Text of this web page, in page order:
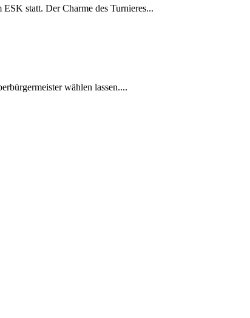
statt. Der Charme des Turnieres...
wählen lassen....